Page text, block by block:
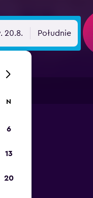
20.8. Południe
N
6
13
20